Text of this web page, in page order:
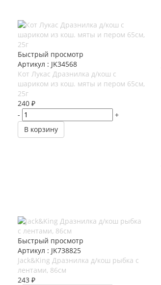
Быстрый просмотр
Артикул : JK34568
Кот Лукас Дразнилка д/кош с
шариком из кош. мяты и пером 65см,
25г
240 ₽
-
+
В корзину
Быстрый просмотр
Артикул : JK738825
Jack&King Дразнилка д/кош рыбка с
лентами, 86см
243 ₽